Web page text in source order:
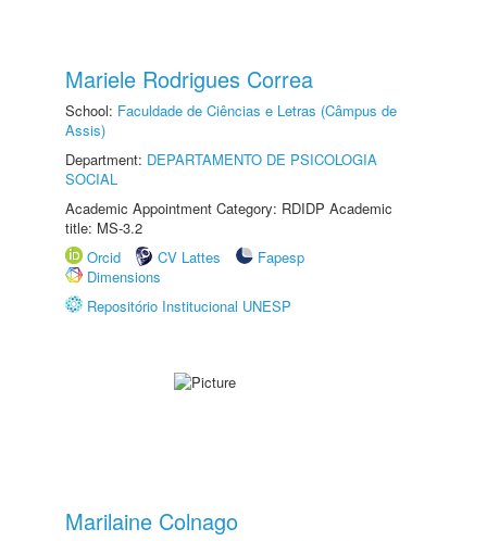
Mariele Rodrigues Correa
School: Faculdade de Ciências e Letras (Câmpus de
Assis)
Department: DEPARTAMENTO DE PSICOLOGIA
SOCIAL
Academic Appointment Category: RDIDP Academic
title: MS-3.2
Orcid
CV Lattes
Fapesp
Dimensions
Repositório Institucional UNESP
Marilaine Colnago